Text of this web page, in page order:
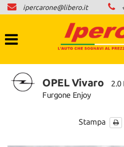
HOME
LISTA VEICOLI
COMPRO AUTO IN CONTANTI
ipercarone@libero.it
OPEL Vivaro
2.0
Furgone Enjoy
Stampa